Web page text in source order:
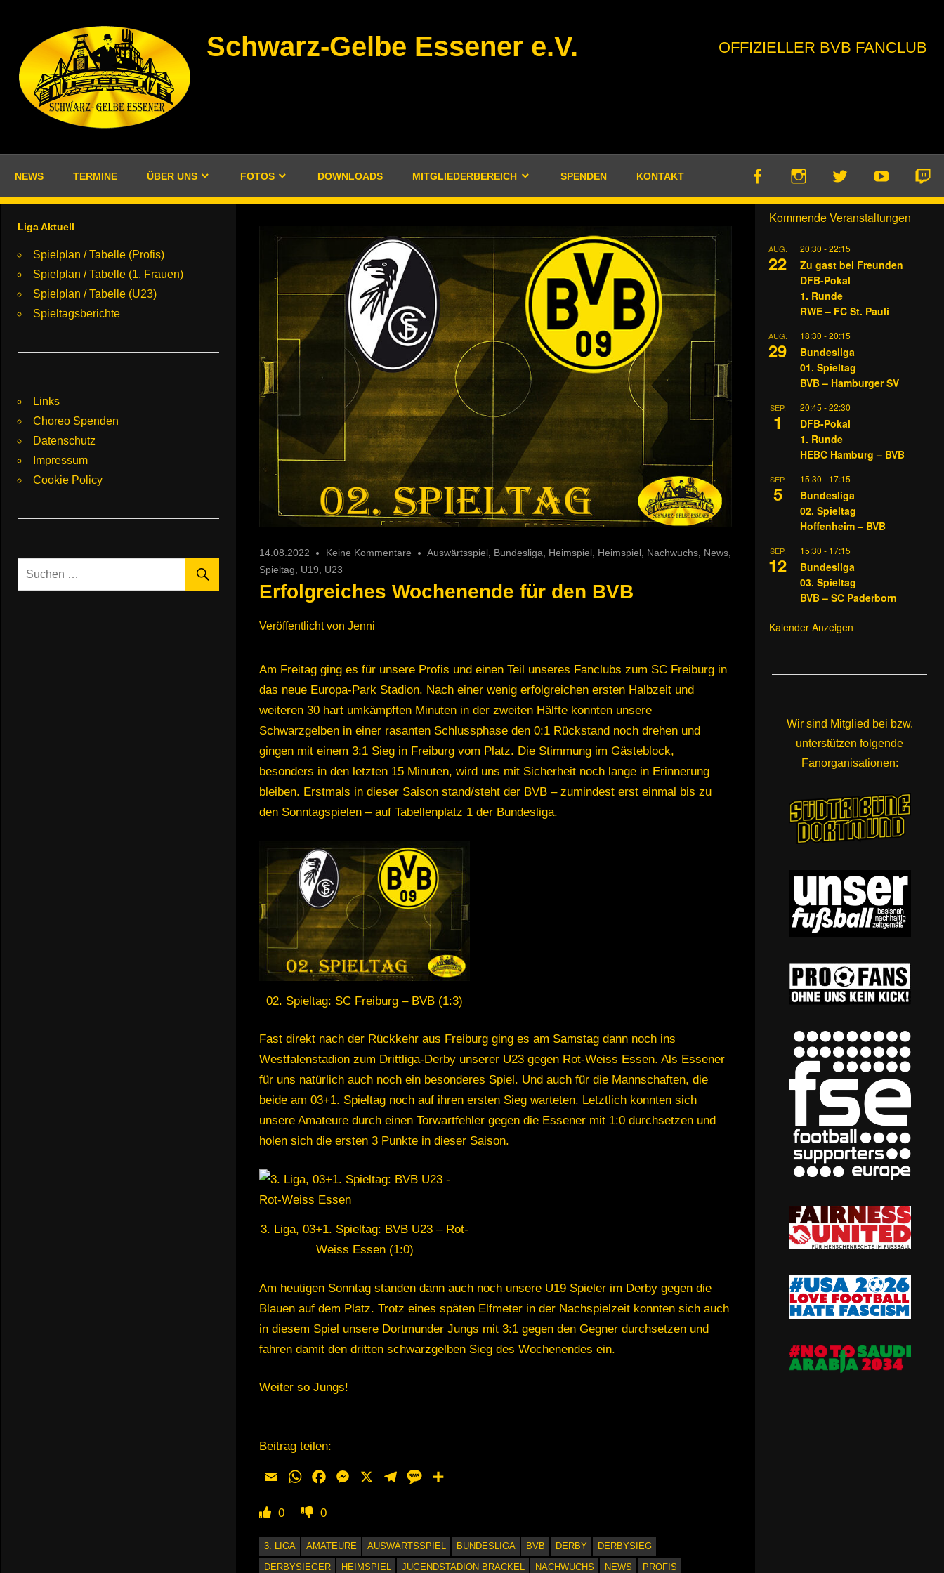
springen
Schwarz-Gelbe Essener e.V. OFFIZIELLER BVB FANCLUB
NEWS TERMINE ÜBER UNS FOTOS DOWNLOADS MITGLIEDERBEREICH SPENDEN KONTAKT
14.08.2022 Keine Kommentare Auswärtsspiel, Bundesliga, Heimspiel, Heimspiel, Nachwuchs, News,
Spieltag, U19, U23
Erfolgreiches Wochenende für den BVB
Veröffentlicht von Jenni
Am Freitag ging es für unsere Profis und einen Teil unseres Fanclubs zum SC Freiburg in
das neue Europa-Park Stadion. Nach einer wenig erfolgreichen ersten Halbzeit und
weiteren 30 hart umkämpften Minuten in der zweiten Hälfte konnten unsere
Schwarzgelben in einer rasanten Schlussphase den 0:1 Rückstand noch drehen und
gingen mit einem 3:1 Sieg in Freiburg vom Platz. Die Stimmung im Gästeblock,
besonders in den letzten 15 Minuten, wird uns mit Sicherheit noch lange in Erinnerung
bleiben. Erstmals in dieser Saison stand/steht der BVB – zumindest erst einmal bis zu
den Sonntagspielen – auf Tabellenplatz 1 der Bundesliga.
02. Spieltag: SC Freiburg – BVB (1:3)
Fast direkt nach der Rückkehr aus Freiburg ging es am Samstag dann noch ins
Westfalenstadion zum Drittliga-Derby unserer U23 gegen Rot-Weiss Essen. Als Essener
für uns natürlich auch noch ein besonderes Spiel. Und auch für die Mannschaften, die
beide am 03+1. Spieltag noch auf ihren ersten Sieg warteten. Letztlich konnten sich
unsere Amateure durch einen Torwartfehler gegen die Essener mit 1:0 durchsetzen und
holen sich die ersten 3 Punkte in dieser Saison.
3. Liga, 03+1. Spieltag: BVB U23 – Rot-
Weiss Essen (1:0)
Am heutigen Sonntag standen dann auch noch unsere U19 Spieler im Derby gegen die
Blauen auf dem Platz. Trotz eines späten Elfmeter in der Nachspielzeit konnten sich auch
in diesem Spiel unsere Dortmunder Jungs mit 3:1 gegen den Gegner durchsetzen und
fahren damit den dritten schwarzgelben Sieg des Wochenendes ein.
Weiter so Jungs!
Beitrag teilen:
Email WhatsAppFacebookMessengerTelegramMessage
0 0
3. LIGA AMATEURE AUSWÄRTSSPIEL BUNDESLIGA BVB DERBY
DERBYSIEG
DERBYSIEGER
HEIMSPIEL JUGENDSTADION BRACKEL NACHWUCHS NEWS
PROFIS
Liga Aktuell
Spielplan / Tabelle (Profis)
Spielplan / Tabelle (1. Frauen)
Spielplan / Tabelle (U23)
Spieltagsberichte
Links
Choreo Spenden
Datenschutz
Impressum
Cookie Policy
Kommende Veranstaltungen
AUG.
22
20:30 -22:15
Zu gast bei Freunden
DFB-Pokal
1. Runde
RWE – FC St. Pauli
AUG.
29
18:30 -20:15
Bundesliga
01. Spieltag
BVB – Hamburger SV
SEP.
1
20:45 -22:30
DFB-Pokal
1. Runde
HEBC Hamburg – BVB
SEP.
5
15:30 - 17:15
Bundesliga
02. Spieltag
Hoffenheim – BVB
SEP.
12
15:30 - 17:15
Bundesliga
03. Spieltag
BVB – SC Paderborn
Kalender Anzeigen
Wir sind Mitglied bei bzw.
unterstützen folgende
Fanorganisationen: